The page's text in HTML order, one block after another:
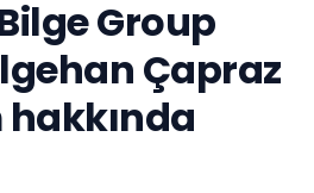
Group
Çapraz